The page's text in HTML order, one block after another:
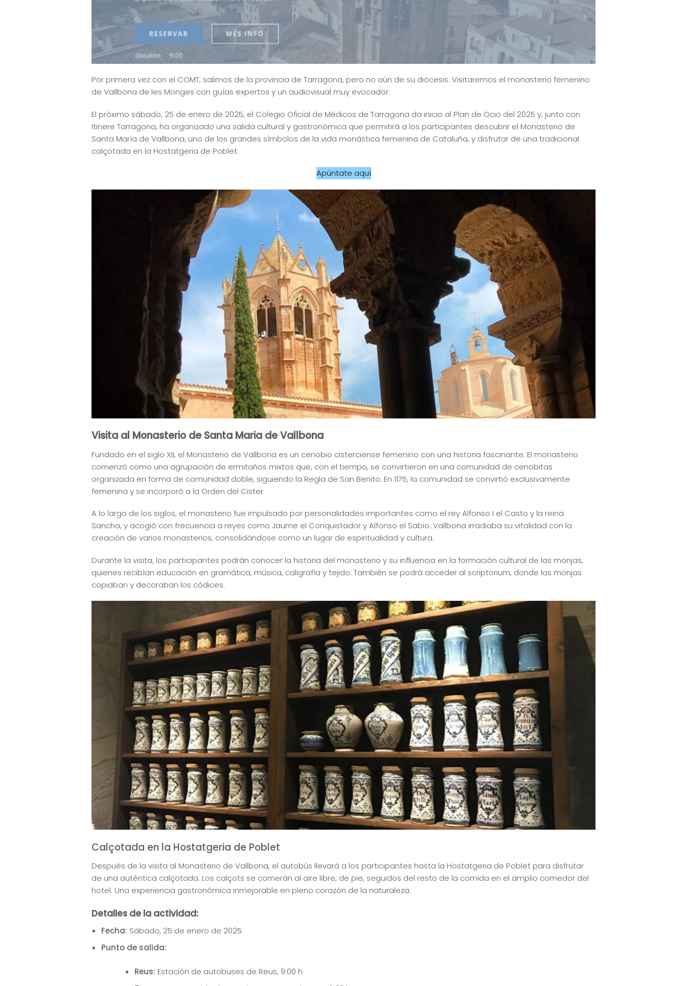
Por primera vez con el COMT, salimos de la provincia de Tarragona, pero no aún de su diócesis. Visitaremos el monasterio femenino
de Vallbona de les Monges con guías expertos y un audiovisual muy evocador.
El próximo sábado, 25 de enero de 2025, el Colegio Oficial de Médicos de Tarragona da inicio al Plan de Ocio del 2025 y, junto con
Itinere Tarragona, ha organizado una salida cultural y gastronómica que permitirá a los participantes descubrir el Monasterio de
Santa María de Vallbona, uno de los grandes símbolos de la vida monástica femenina de Cataluña, y disfrutar de una tradicional
calçotada en la Hostatgeria de Poblet.
Apúntate aquí
Visita al Monasterio de Santa Maria de Vallbona
Fundado en el siglo XII, el Monasterio de Vallbona es un cenobio cisterciense femenino con una historia fascinante. El monasterio
comenzó como una agrupación de ermitaños mixtos que, con el tiempo, se convirtieron en una comunidad de cenobitas
organizada en forma de comunidad doble, siguiendo la Regla de San Benito. En 1175, la comunidad se convirtió exclusivamente
femenina y se incorporó a la Orden del Cister.
A lo largo de los siglos, el monasterio fue impulsado por personalidades importantes como el rey Alfonso I el Casto y la reina
Sancha, y acogió con frecuencia a reyes como Jaume el Conquistador y Alfonso el Sabio. Vallbona irradiaba su vitalidad con la
creación de varios monasterios, consolidándose como un lugar de espiritualidad y cultura.
Durante la visita, los participantes podrán conocer la historia del monasterio y su influencia en la formación cultural de las monjas,
quienes recibían educación en gramática, música, caligrafía y tejido. También se podrá acceder al scriptorium, donde las monjas
copiaban y decoraban los códices.
Calçotada en la Hostatgeria de Poblet
Después de la visita al Monasterio de Vallbona, el autobús llevará a los participantes hasta la Hostatgeria de Poblet para disfrutar
de una auténtica calçotada. Los calçots se comerán al aire libre, de pie, seguidos del resto de la comida en el amplio comedor del
hotel. Una experiencia gastronómica inmejorable en pleno corazón de la naturaleza.
Detalles de la actividad:
Fecha: Sábado, 25 de enero de 2025
Punto de salida:
Reus: Estación de autobuses de Reus, 9:00 h